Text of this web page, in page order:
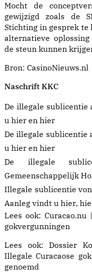
Mocht de
gewijzigd zoals de
Stichting in gesprek te
alternatieve
de steun kunnen
Bron: CasinoNieuws.nl
Naschrift KKC
De illegale sublicentie
u hier en hier
De illegale sublicentie
u hier en hier
De illegale
Gemeenschappelijk
Illegale sublicentie
Aanleg vindt u hier,
Lees ook: Curacao.nu
gokvergunningen
Lees ook: Dossier
Illegale Curacaose
genoemd